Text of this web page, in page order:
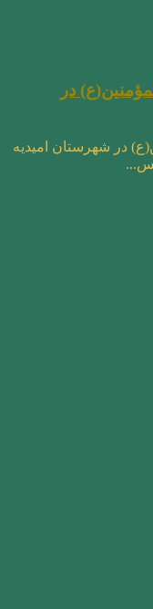
در
در شهرستان امیدیه